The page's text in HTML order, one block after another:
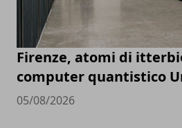
Firenze, atomi di
computer quantistico
05/08/2026